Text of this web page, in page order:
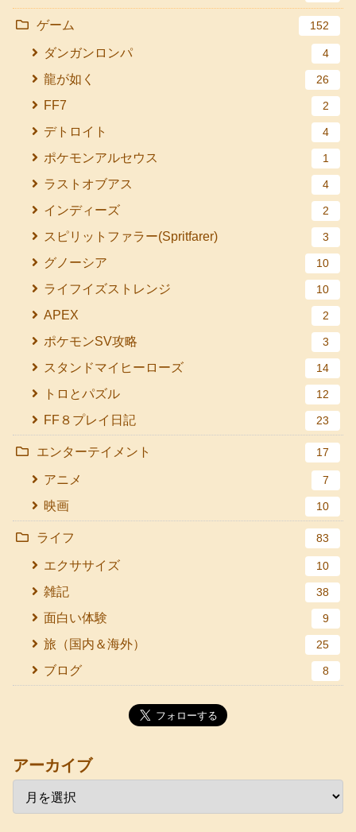
ゲーム 152
ダンガンロンパ 4
龍が如く 26
FF7 2
デトロイト 4
ポケモンアルセウス 1
ラストオブアス 4
インディーズ 2
スピリットファラー(Spritfarer) 3
グノーシア 10
ライフイズストレンジ 10
APEX 2
ポケモンSV攻略 3
スタンドマイヒーローズ 14
トロとパズル 12
FF８プレイ日記 23
エンターテイメント 17
アニメ 7
映画 10
ライフ 83
エクササイズ 10
雑記 38
面白い体験 9
旅（国内＆海外） 25
ブログ 8
アーカイブ